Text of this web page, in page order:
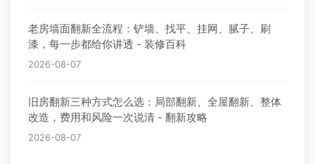
老房墙面翻新全流程：铲墙、找平、挂网、腻子、刷
漆，每一步都给你讲透 - 装修百科
2026-08-07
旧房翻新三种方式怎么选：局部翻新、全屋翻新、整体
改造，费用和风险一次说清 - 翻新攻略
2026-08-07